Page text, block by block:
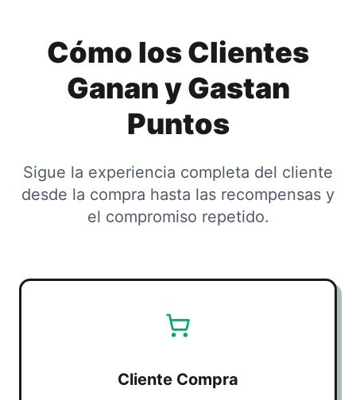
Cómo los Clientes
Ganan y Gastan
Puntos
Sigue la experiencia completa del cliente
desde la compra hasta las recompensas y
el compromiso repetido.
Cliente Compra